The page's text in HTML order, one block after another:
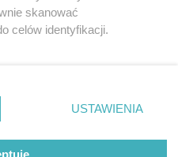
Kontakt
Wydawca
Redakcja
skanować
celów identyfikacji.
ustawień prywatności
rogu strony
nie wymagają zgody
sprzeciwić się takiemu
USTAWIENIA